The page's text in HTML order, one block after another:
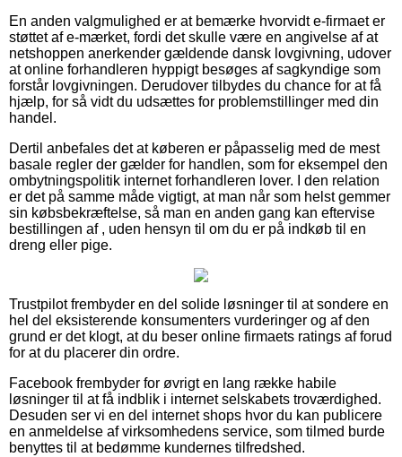
En anden valgmulighed er at bemærke hvorvidt e-firmaet er
støttet af e-mærket, fordi det skulle være en angivelse af at
netshoppen anerkender gældende dansk lovgivning, udover
at online forhandleren hyppigt besøges af sagkyndige som
forstår lovgivningen. Derudover tilbydes du chance for at få
hjælp, for så vidt du udsættes for problemstillinger med din
handel.
Dertil anbefales det at køberen er påpasselig med de mest
basale regler der gælder for handlen, som for eksempel den
ombytningspolitik internet forhandleren lover. I den relation
er det på samme måde vigtigt, at man når som helst gemmer
sin købsbekræftelse, så man en anden gang kan eftervise
bestillingen af , uden hensyn til om du er på indkøb til en
dreng eller pige.
Trustpilot frembyder en del solide løsninger til at sondere en
hel del eksisterende konsumenters vurderinger og af den
grund er det klogt, at du beser online firmaets ratings af forud
for at du placerer din ordre.
Facebook frembyder for øvrigt en lang række habile
løsninger til at få indblik i internet selskabets troværdighed.
Desuden ser vi en del internet shops hvor du kan publicere
en anmeldelse af virksomhedens service, som tilmed burde
benyttes til at bedømme kundernes tilfredshed.